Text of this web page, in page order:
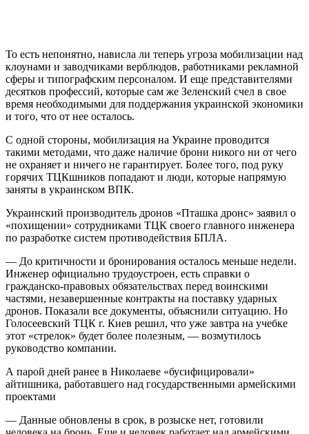
То есть непонятно, нависла ли теперь угроза мобилизации над
клоунами и заводчиками верблюдов, работниками рекламной
сферы и типографским персоналом. И еще представителями
десятков профессий, которые сам же Зеленский счел в свое
время необходимыми для поддержания украинской экономики
и того, что от нее осталось.
С одной стороны, мобилизация на Украине проводится
такими методами, что даже наличие брони никого ни от чего
не охраняет и ничего не гарантирует. Более того, под руку
горячих ТЦКшников попадают и люди, которые напрямую
заняты в украинском ВПК.
Украинский производитель дронов «Пташка дронс» заявил о
«похищении» сотрудниками ТЦК своего главного инженера
по разработке систем противодействия БПЛА.
— До критичности и бронирования осталось меньше недели.
Инженер официально трудоустроен, есть справки о
гражданско-правовых обязательствах перед воинскими
частями, незавершенные контракты на поставку ударных
дронов. Показали все документы, объяснили ситуацию. Но
Голосеевский ТЦК г. Киев решил, что уже завтра на учебке
этот «стрелок» будет более полезным, — возмутилось
руководство компании.
А парой дней ранее в Николаеве «бусифицировали»
айтишника, работавшего над государственными армейскими
проектами
— Данные обновлены в срок, в розыске нет, готовили